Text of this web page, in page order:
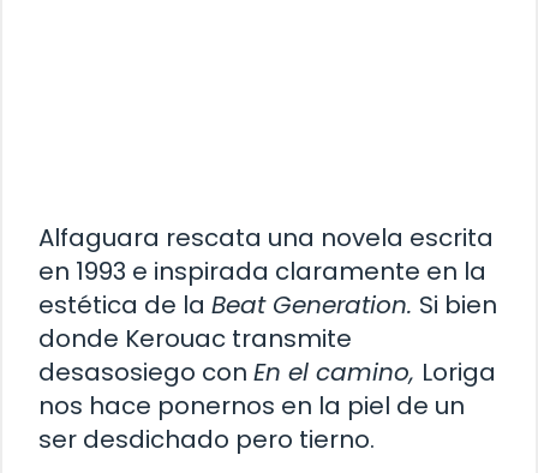
Alfaguara rescata una novela escrita
en 1993 e inspirada claramente en la
estética de la Beat Generation. Si bien
donde Kerouac transmite
desasosiego con En el camino, Loriga
nos hace ponernos en la piel de un
ser desdichado pero tierno.